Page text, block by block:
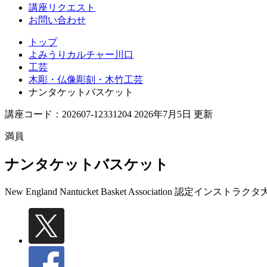
講座リクエスト
お問い合わせ
トップ
よみうりカルチャー川口
工芸
木彫・仏像彫刻・木竹工芸
ナンタケットバスケット
講座コード：202607-12331204 2026年7月5日 更新
満員
ナンタケットバスケット
New England Nantucket Basket Association 認定インストラクタ